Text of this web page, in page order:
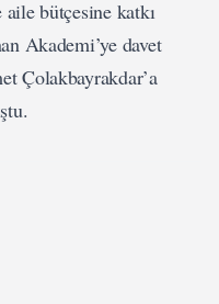
bütçesine katkı
Akademi’ye davet
Çolakbayrakdar’a